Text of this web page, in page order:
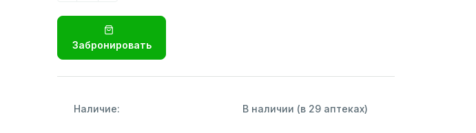
Забронировать
Наличие: В наличии (в 29 аптеках)